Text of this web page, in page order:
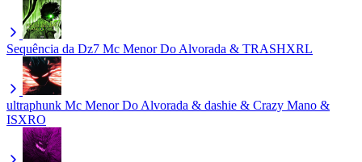
Sequência da Dz7 Mc Menor Do Alvorada & TRASHXRL
ultraphunk Mc Menor Do Alvorada & dashie & Crazy Mano &
ISXRO